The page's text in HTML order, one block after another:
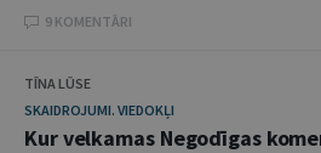
9 KOMENTĀRI
TĪNA LŪSE
SKAIDROJUMI. VIEDOKĻI
Kur velkamas Negodīgas